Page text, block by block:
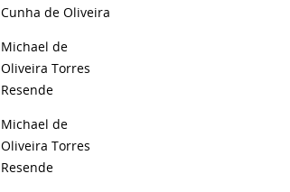
Cunha de Oliveira
Michael de
Oliveira Torres
Resende
Michael de
Oliveira Torres
Resende